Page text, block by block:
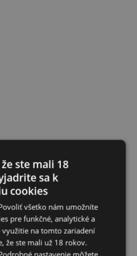
ste mali 18
sa k
cookies
všetko nám umožníte
pre funkčné, analytické a
na tomto zariadení
že ste mali už 18 rokov.